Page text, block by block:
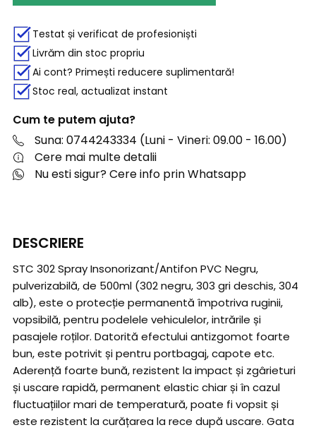
Testat și verificat de profesioniști
Livrăm din stoc propriu
Ai cont? Primești reducere suplimentară!
Stoc real, actualizat instant
Cum te putem ajuta?
Suna: 0744243334 (Luni - Vineri: 09.00 - 16.00)
Cere mai multe detalii
Nu esti sigur? Cere info prin Whatsapp
DESCRIERE
STC 302 Spray Insonorizant/Antifon PVC Negru,
pulverizabilă, de 500ml (302 negru, 303 gri deschis, 304
alb), este o protecție permanentă împotriva ruginii,
vopsibilă, pentru podelele vehiculelor, intrările și
pasajele roților. Datorită efectului antizgomot foarte
bun, este potrivit și pentru portbagaj, capote etc.
Aderență foarte bună, rezistent la impact și zgârieturi
și uscare rapidă, permanent elastic chiar și în cazul
fluctuațiilor mari de temperatură, poate fi vopsit și
este rezistent la curățarea la rece după uscare. Gata